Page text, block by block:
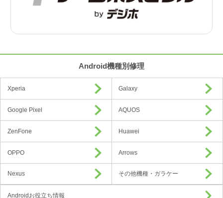
Android機種別修理
Xperia Galaxy
Google Pixel AQUOS
ZenFone Huawei
OPPO Arrows
Nexus その他機種・ガラケー
Androidお役立ち情報